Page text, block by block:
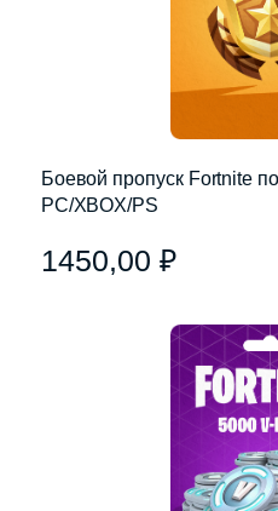
Боевой пропуск Fortnite
PC/XBOX/PS
1450,00 ₽